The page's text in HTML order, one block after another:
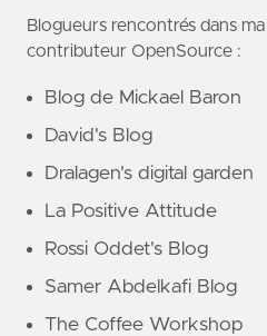
Blogueurs rencontrés dans
contributeur OpenSource :
Blog de Mickael Baron
David's Blog
Dralagen's digital garden
La Positive Attitude
Rossi Oddet's Blog
Samer Abdelkafi Blog
The Coffee Workshop